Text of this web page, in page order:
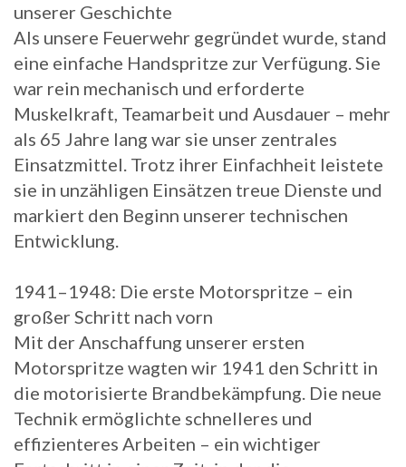
unserer Geschichte
Als unsere Feuerwehr gegründet wurde, stand
eine einfache Handspritze zur Verfügung. Sie
war rein mechanisch und erforderte
Muskelkraft, Teamarbeit und Ausdauer – mehr
als 65 Jahre lang war sie unser zentrales
Einsatzmittel. Trotz ihrer Einfachheit leistete
sie in unzähligen Einsätzen treue Dienste und
markiert den Beginn unserer technischen
Entwicklung.
1941–1948: Die erste Motorspritze – ein
großer Schritt nach vorn
Mit der Anschaffung unserer ersten
Motorspritze wagten wir 1941 den Schritt in
die motorisierte Brandbekämpfung. Die neue
Technik ermöglichte schnelleres und
effizienteres Arbeiten – ein wichtiger